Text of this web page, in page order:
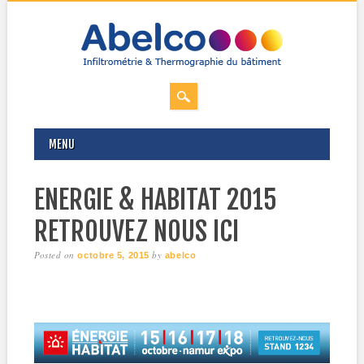
MAIN MENU
MENU
ENERGIE & HABITAT 2015
RETROUVEZ NOUS ICI
Posted onoctobre 5, 2015 by abelco